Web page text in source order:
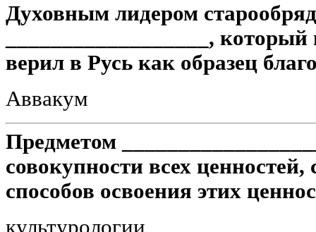
Духовным лидером
__________________,
верил в Русь как образец
Аввакум
Предметом
совокупности всех
способов освоения этих
культурологии